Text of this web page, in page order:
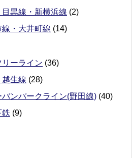
黒線・新横浜線 (2)
線・大井町線 (14)
リーライン (36)
生線 (28)
ンパークライン(野田線) (40)
鉄 (9)